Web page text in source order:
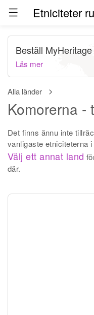
Alla länder
Komorerna -
Det finns ännu inte
vanligaste etniciteterna
Välj ett annat land
där.
Beställ
Läs mer